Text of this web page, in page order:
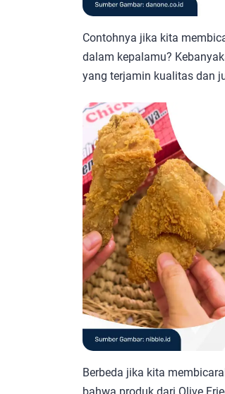
Contohnya jika kita
dalam kepalamu?
yang terjamin kualitas dan
Berbeda jika kita
bahwa produk dari Olive